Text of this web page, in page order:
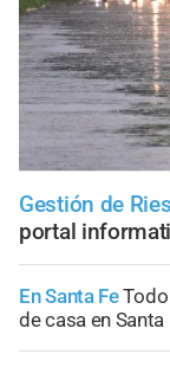
Gestión de
portal
En Santa Fe
de casa en